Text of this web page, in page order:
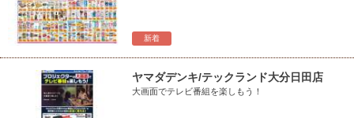
新着
ヤマダデンキ/テックランド大分日田店
大画面でテレビ番組を楽しもう！